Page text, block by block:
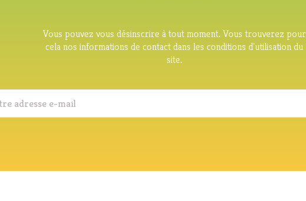
Vous pouvez vous désinscrire à tout moment. Vous trouverez pour
cela nos informations de contact dans les conditions d'utilisation du
site.